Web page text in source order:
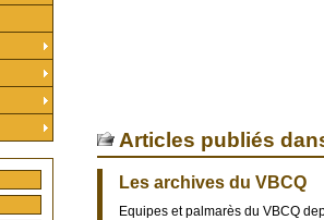
Articles publiés
Les archives du VBCQ
Equipes et palmarès du VBCQ